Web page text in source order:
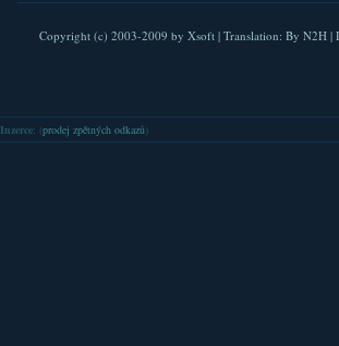
Copyright (c) 2003-2009 by Xsoft| Translation: By N2H|
Inzerce: (prodej zpětných odkazů )